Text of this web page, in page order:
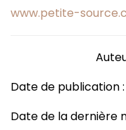
www.petite-
Date de publication
Date de la dernière